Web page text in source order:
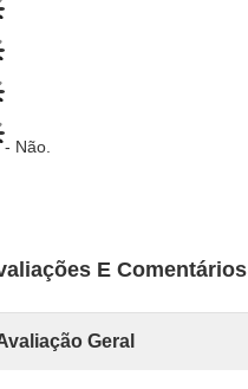
- Não.
E Comentários
Geral